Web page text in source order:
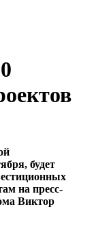
будет
на пресс-
Виктор